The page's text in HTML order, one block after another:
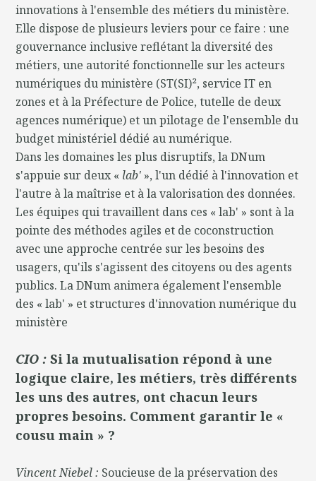
innovations à l'ensemble des métiers du ministère.
Elle dispose de plusieurs leviers pour ce faire : une
gouvernance inclusive reflétant la diversité des
métiers, une autorité fonctionnelle sur les acteurs
numériques du ministère (ST(SI)², service IT en
zones et à la Préfecture de Police, tutelle de deux
agences numérique) et un pilotage de l'ensemble du
budget ministériel dédié au numérique.
Dans les domaines les plus disruptifs, la DNum
s'appuie sur deux « lab' », l'un dédié à l'innovation et
l'autre à la maîtrise et à la valorisation des données.
Les équipes qui travaillent dans ces « lab' » sont à la
pointe des méthodes agiles et de coconstruction
avec une approche centrée sur les besoins des
usagers, qu'ils s'agissent des citoyens ou des agents
publics. La DNum animera également l'ensemble
des « lab' » et structures d'innovation numérique du
ministère
CIO :Si la mutualisation répond à une
logique claire, les métiers, très différents
les uns des autres, ont chacun leurs
propres besoins. Comment garantir le «
cousu main » ?
Vincent Niebel : Soucieuse de la préservation des